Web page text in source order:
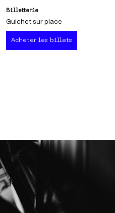
Billetterie
Guichet sur place
Acheter les billets